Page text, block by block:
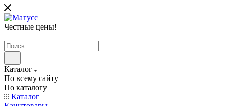
Честные цены!
Каталог
По всему сайту
По каталогу
Каталог